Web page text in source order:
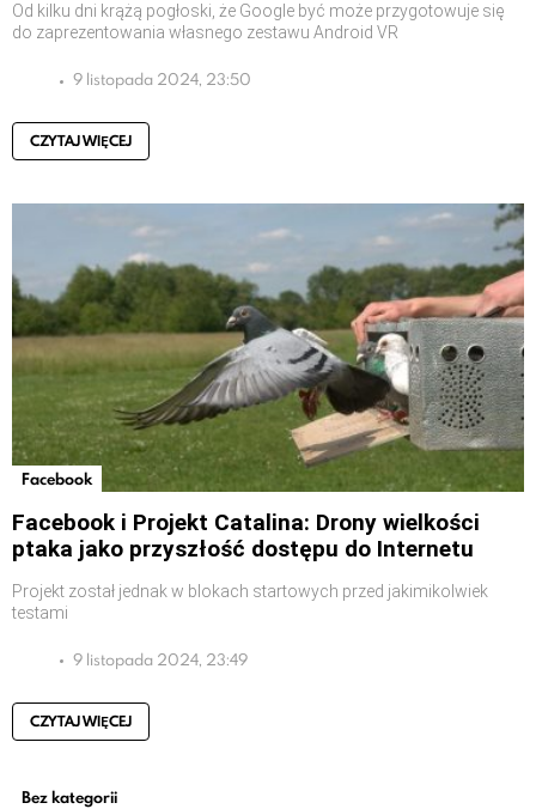
Od kilku dni krążą pogłoski, że Google być może przygotowuje się
do zaprezentowania własnego zestawu Android VR
9 listopada 2024, 23:50
CZYTAJ WIĘCEJ
Facebook
Facebook i Projekt Catalina: Drony wielkości
ptaka jako przyszłość dostępu do Internetu
Projekt został jednak w blokach startowych przed jakimikolwiek
testami
9 listopada 2024, 23:49
CZYTAJ WIĘCEJ
Bez kategorii